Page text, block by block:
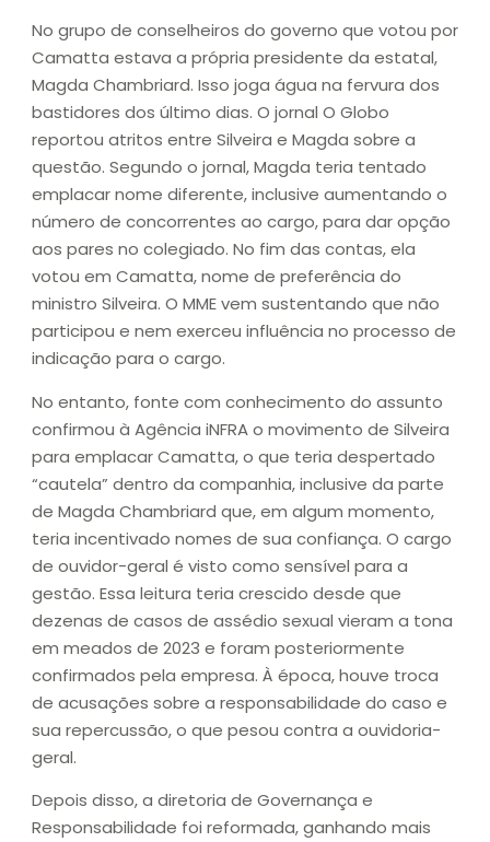
No grupo de conselheiros do governo que votou por
Camatta estava a própria presidente da estatal,
Magda Chambriard. Isso joga água na fervura dos
bastidores dos último dias. O jornal O Globo
reportou atritos entre Silveira e Magda sobre a
questão. Segundo o jornal, Magda teria tentado
emplacar nome diferente, inclusive aumentando o
número de concorrentes ao cargo, para dar opção
aos pares no colegiado. No fim das contas, ela
votou em Camatta, nome de preferência do
ministro Silveira. O MME vem sustentando que não
participou e nem exerceu influência no processo de
indicação para o cargo.
No entanto, fonte com conhecimento do assunto
confirmou à Agência iNFRA o movimento de Silveira
para emplacar Camatta, o que teria despertado
“cautela” dentro da companhia, inclusive da parte
de Magda Chambriard que, em algum momento,
teria incentivado nomes de sua confiança. O cargo
de ouvidor-geral é visto como sensível para a
gestão. Essa leitura teria crescido desde que
dezenas de casos de assédio sexual vieram a tona
em meados de 2023 e foram posteriormente
confirmados pela empresa. À época, houve troca
de acusações sobre a responsabilidade do caso e
sua repercussão, o que pesou contra a ouvidoria-
geral.
Depois disso, a diretoria de Governança e
Responsabilidade foi reformada, ganhando mais